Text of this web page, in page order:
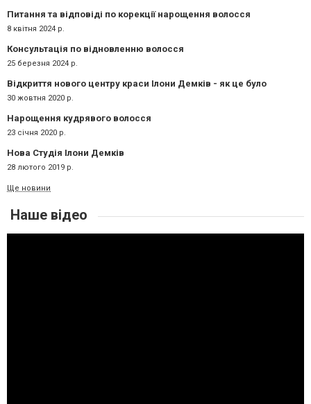
Питання та відповіді по корекції нарощення волосся
8 квітня 2024 р.
Консультація по відновленню волосся
25 березня 2024 р.
Відкриття нового центру краси Ілони Демків - як це було
30 жовтня 2020 р.
Нарощення кудрявого волосся
23 січня 2020 р.
Нова Студія Ілони Демків
28 лютого 2019 р.
Ще новини
Наше відео